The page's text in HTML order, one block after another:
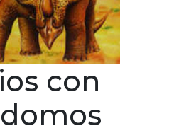
con